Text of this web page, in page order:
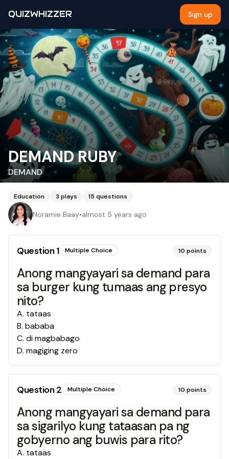
QUIZWHIZZER Sign up
DEMAND RUBY
DEMAND
Education 3 plays 15 questions
Noramie Baay•almost 5 years ago
Question1 Multiple Choice 10 points
Anong mangyayari sa demand para
sa burger kung tumaas ang presyo
nito?
A. tataas
B. bababa
C. di magbabago
D. magiging zero
Question2 Multiple Choice 10 points
Anong mangyayari sa demand para
sa sigarilyo kung tataasan pa ng
gobyerno ang buwis para rito?
A. tataas